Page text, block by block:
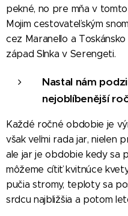
pekné, no pre mňa v
Mojim cestovateľským
cez Maranello a
západ Slnka v Serengeti.
Nastal nám
nejoblíbenější
Každé ročné obdobie je
však veľmi rada jar, nielen
ale jar je obdobie kedy sa
môžeme cítiť kvitnúce
pučia stromy, teploty sa
srdcu najbližšia a potom